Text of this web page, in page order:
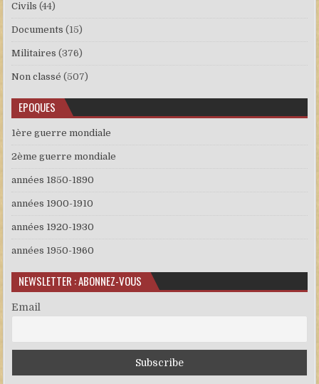
Civils (44)
Documents (15)
Militaires (376)
Non classé (507)
EPOQUES
1ère guerre mondiale
2ème guerre mondiale
années 1850-1890
années 1900-1910
années 1920-1930
années 1950-1960
NEWSLETTER : ABONNEZ-VOUS
Email